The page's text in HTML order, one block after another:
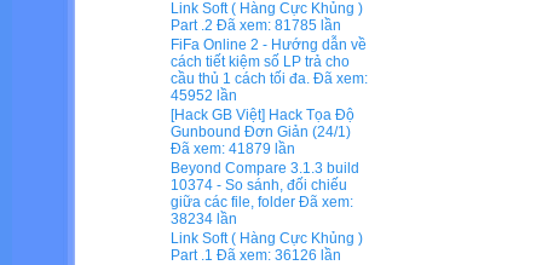
Link Soft ( Hàng Cực Khủng )
Part .2 Đã xem: 81785 lần
FiFa Online 2 - Hướng dẫn về
cách tiết kiệm số LP trả cho
cầu thủ 1 cách tối đa. Đã xem:
45952 lần
[Hack GB Việt] Hack Tọa Độ
Gunbound Đơn Giản (24/1)
Đã xem: 41879 lần
Beyond Compare 3.1.3 build
10374 - So sánh, đối chiếu
giữa các file, folder Đã xem:
38234 lần
Link Soft ( Hàng Cực Khủng )
Part .1 Đã xem: 36126 lần